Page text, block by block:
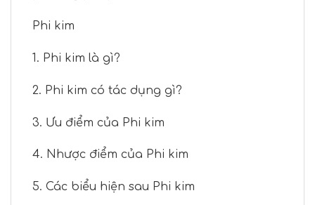
Phi kim
1. Phi kim là gì?
2. Phi kim có tác dụng gì?
3. Ưu điểm của Phi kim
4. Nhược điểm của Phi kim
5. Các biểu hiện sau Phi kim